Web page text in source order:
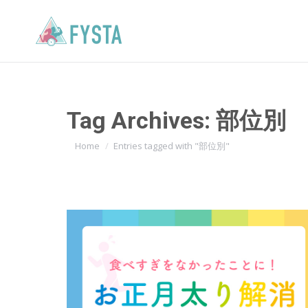
Tag Archives: 部位別
You are here:
Home Entries tagged with "部位別"